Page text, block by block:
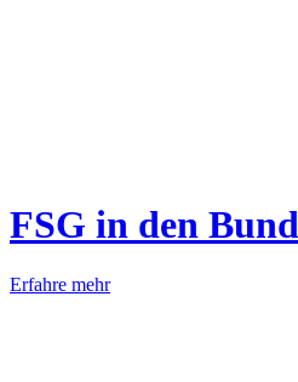
FSG in den
Erfahre mehr